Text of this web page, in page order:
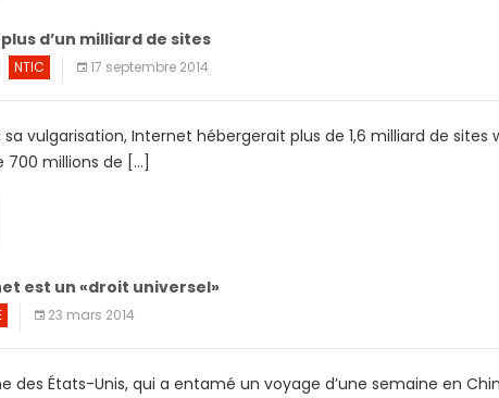
d’un milliard de sites
NTIC 17 septembre 2014
sa vulgarisation, Internet hébergerait plus de 1,6 milliard de sites
millions de […]
est un «droit universel»
23 mars 2014
des États-Unis, qui a entamé un voyage d’une semaine en